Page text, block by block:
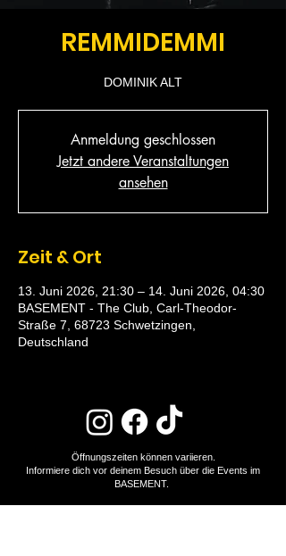
REMMIDEMMI
DOMINIK ALT
Anmeldung geschlossen
Jetzt andere Veranstaltungen
ansehen
Zeit & Ort
13. Juni 2026, 21:30 – 14. Juni 2026, 04:30
BASEMENT - The Club, Carl-Theodor-
Straße 7, 68723 Schwetzingen,
Deutschland
Öffnungszeiten können variieren.
Informiere dich vor deinem Besuch über die Events im
BASEMENT.